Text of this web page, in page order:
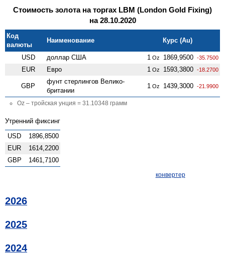
Стоимость золота на торгах LBM (London Gold Fixing)
на 28.10.2020
Код
валюты
Наименование Курс (Au)
USD доллар США 1 Oz 1869,9500 -35.7500
EUR Евро 1 Oz 1593,3800 -18.2700
GBP
фунт стерлингов Велико­
британии
1 Oz 1439,3000 -21.9900
Oz – тройская унция = 31.10348 грамм
Утренний фиксинг
USD
1896,8500
EUR
1614,2200
GBP
1461,7100
конвертер
2026
2025
2024